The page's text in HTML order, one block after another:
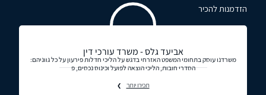
הזדמנות להכיר
אביעד גלס - משרד עורכי דין
משרדנו עוסק בתחומי המשפט האזרחי בדגש על הליכי חדלות פירעון על כל גווניהם:
הסדרי חובות, הליכי הוצאה לפועל וכינוס נכסים, פ
תכירו יותר